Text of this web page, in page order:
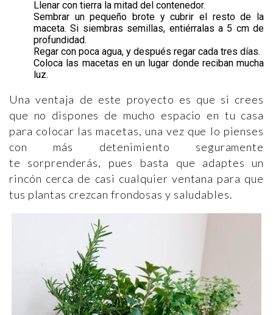
Llenar con tierra la mitad del contenedor.
Sembrar un pequeño brote y cubrir el resto de la
maceta. Si siembras semillas, entiérralas a 5 cm de
profundidad.
Regar con poca agua, y después regar cada tres días.
Coloca las macetas en un lugar donde reciban mucha
luz.
Una ventaja de este proyecto es que si crees
que no dispones de mucho espacio en tu casa
para colocar las macetas, una vez que lo pienses
con más detenimiento seguramente
te sorprenderás, pues basta que adaptes un
rincón cerca de casi cualquier ventana para que
tus plantas crezcan frondosas y saludables.